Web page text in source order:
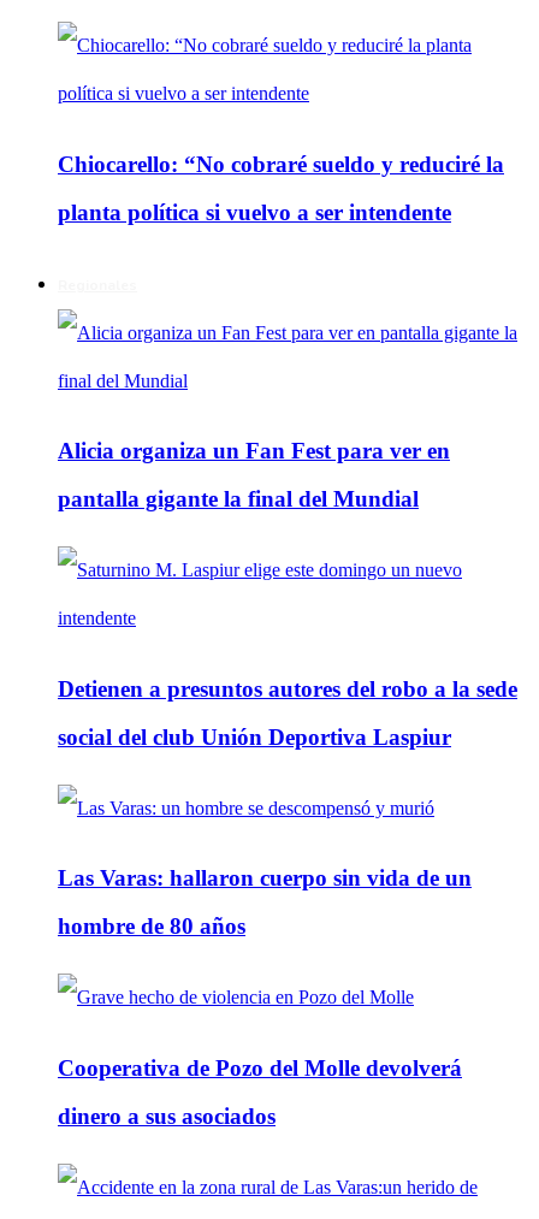
Chiocarello: “No cobraré sueldo y reduciré la
planta política si vuelvo a ser intendente
Alicia organiza un Fan Fest para ver en
pantalla gigante la final del Mundial
Detienen a presuntos autores del robo a la sede
social del club Unión Deportiva Laspiur
Las Varas: hallaron cuerpo sin vida de un
hombre de 80 años
Cooperativa de Pozo del Molle devolverá
dinero a sus asociados